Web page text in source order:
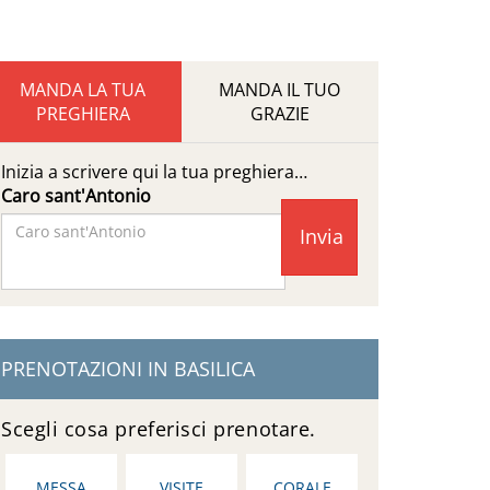
MANDA LA TUA
PREGHIERA
MANDA IL TUO
GRAZIE
Inizia a scrivere qui la tua preghiera…
Caro sant'Antonio
PRENOTAZIONI IN BASILICA
Scegli cosa preferisci prenotare.